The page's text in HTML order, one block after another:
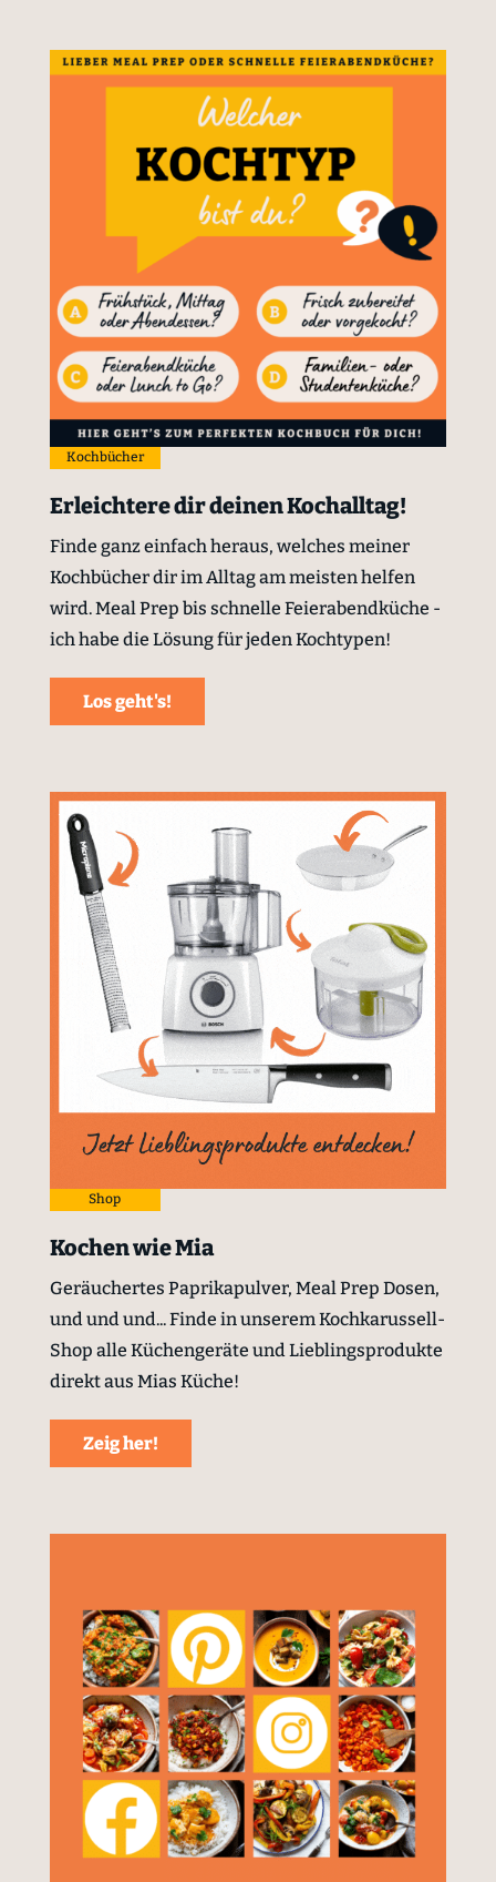
Kochbücher
Erleichtere dir deinen Kochalltag!
Finde ganz einfach heraus, welches meiner
Kochbücher dir im Alltag am meisten helfen
wird. Meal Prep bis schnelle Feierabendküche -
ich habe die Lösung für jeden Kochtypen!
Los geht's!
Shop
Kochen wie Mia
Geräuchertes Paprikapulver, Meal Prep Dosen,
und und und... Finde in unserem Kochkarussell-
Shop alle Küchengeräte und Lieblingsprodukte
direkt aus Mias Küche!
Zeig her!